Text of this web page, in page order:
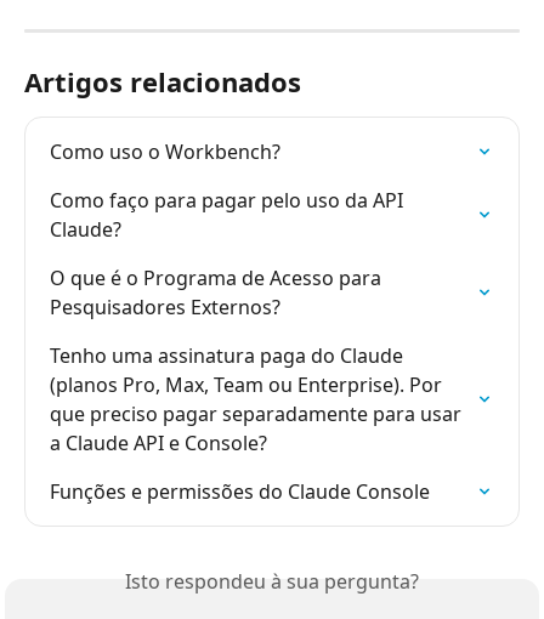
Artigos relacionados
Como uso o Workbench?
Como faço para pagar pelo uso da API
Claude?
O que é o Programa de Acesso para
Pesquisadores Externos?
Tenho uma assinatura paga do Claude
(planos Pro, Max, Team ou Enterprise). Por
que preciso pagar separadamente para usar
a Claude API e Console?
Funções e permissões do Claude Console
Isto respondeu à sua pergunta?